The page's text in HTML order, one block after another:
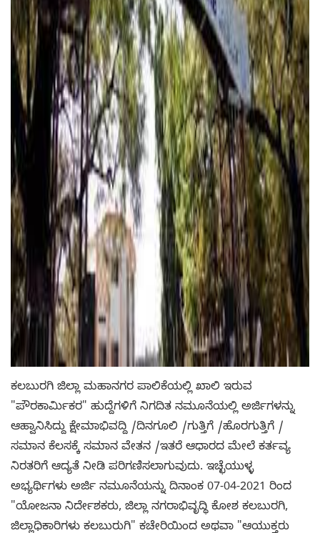
ಕಲಬುರಗಿ ಜಿಲ್ಲಾ ಮಹಾನಗರ ಪಾಲಿಕೆಯಲ್ಲಿ ಖಾಲಿ ಇರುವ
"ಪೌರಕಾರ್ಮಿಕರ" ಹುದ್ದೆಗಳಿಗೆ ನಿಗದಿತ ನಮೂನೆಯಲ್ಲಿ ಅರ್ಜಿಗಳನ್ನು
ಆಹ್ವಾನಿಸಿದ್ದು ಕ್ಷೇಮಾಭಿವದ್ದಿ /ದಿನಗೂಲಿ /ಗುತ್ತಿಗೆ /ಹೊರಗುತ್ತಿಗೆ /
ಸಮಾನ ಕೆಲಸಕ್ಕೆ ಸಮಾನ ವೇತನ /ಇತರೆ ಆಧಾರದ ಮೇಲೆ ಕರ್ತವ್ಯ
ನಿರತರಿಗೆ ಆದ್ಯತೆ ನೀಡಿ ಪರಿಗಣಿಸಲಾಗುವುದು. ಇಚ್ಛೆಯುಳ್ಳ
ಅಭ್ಯರ್ಥಿಗಳು ಅರ್ಜಿ ನಮೂನೆಯನ್ನು ದಿನಾಂಕ 07-04-2021 ರಿಂದ
"ಯೋಜನಾ ನಿರ್ದೇಶಕರು, ಜಿಲ್ಲಾ ನಗರಾಭಿವೃದ್ಧಿ ಕೋಶ ಕಲಬುರಗಿ,
ಜಿಲ್ಲಾಧಿಕಾರಿಗಳು ಕಲಬುರುಗಿ" ಕಚೇರಿಯಿಂದ ಅಥವಾ "ಆಯುಕ್ತರು